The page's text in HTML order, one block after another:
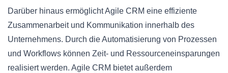
Darüber hinaus ermöglicht Agile CRM eine effiziente
Zusammenarbeit und Kommunikation innerhalb des
Unternehmens. Durch die Automatisierung von Prozessen
und Workflows können Zeit- und Ressourceneinsparungen
realisiert werden. Agile CRM bietet außerdem